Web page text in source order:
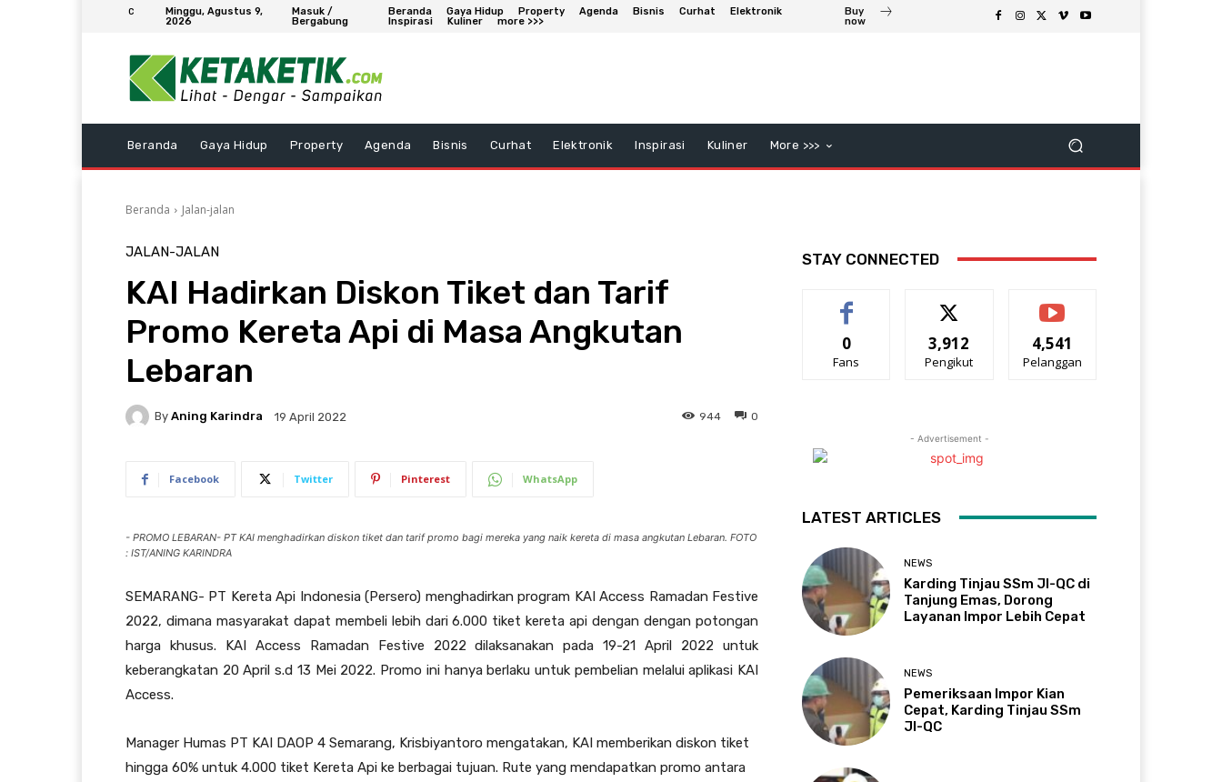
C
Minggu, Agustus 9,
2026
Masuk /
Bergabung
Beranda Gaya Hidup Property Agenda Bisnis Curhat
Elektronik
Inspirasi
Kuliner more >>>
Buy
now
Beranda Gaya Hidup Property Agenda Bisnis Curhat Elektronik Inspirasi Kuliner More >>>
Beranda Jalan-jalan
JALAN-JALAN
KAI Hadirkan Diskon Tiket dan Tarif
Promo Kereta Api di Masa Angkutan
Lebaran
By Aning Karindra 19 April 2022 0
944
Facebook Twitter Pinterest WhatsApp
- PROMO LEBARAN- PT KAI menghadirkan diskon tiket dan tarif promo bagi mereka yang naik kereta di masa angkutan Lebaran. FOTO
: IST/ANING KARINDRA
SEMARANG- PT Kereta Api Indonesia (Persero) menghadirkan program KAI Access Ramadan Festive
2022, dimana masyarakat dapat membeli lebih dari 6.000 tiket kereta api dengan dengan potongan
harga khusus. KAI Access Ramadan Festive 2022 dilaksanakan pada 19-21 April 2022 untuk
keberangkatan 20 April s.d 13 Mei 2022. Promo ini hanya berlaku untuk pembelian melalui aplikasi KAI
Access.
Manager Humas PT KAI DAOP 4 Semarang, Krisbiyantoro mengatakan, KAI memberikan diskon tiket
hingga 60% untuk 4.000 tiket Kereta Api ke berbagai tujuan. Rute yang mendapatkan promo antara
STAY CONNECTED
0
Fans
3,912
Pengikut
4,541
Pelanggan
- Advertisement -
LATEST ARTICLES
NEWS
Karding Tinjau SSm JI-QC di
Tanjung Emas, Dorong
Layanan Impor Lebih Cepat
NEWS
Pemeriksaan Impor Kian
Cepat, Karding Tinjau SSm
JI-QC